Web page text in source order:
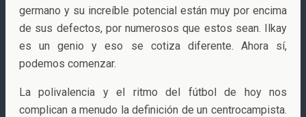
germano y su increíble potencial están muy por encima
de sus defectos, por numerosos que estos sean. Ilkay
es un genio y eso se cotiza diferente. Ahora sí,
podemos comenzar.
La polivalencia y el ritmo del fútbol de hoy nos
complican a menudo la definición de un centrocampista.